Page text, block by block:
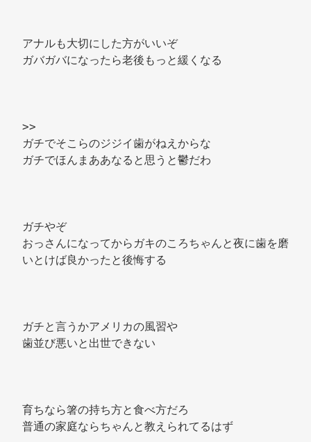
アナルも大切にした方がいいぞ
ガバガバになったら老後もっと緩くなる
>>
ガチでそこらのジジイ歯がねえからな
ガチでほんまああなると思うと鬱だわ
ガチやぞ
おっさんになってからガキのころちゃんと夜に歯を磨
いとけば良かったと後悔する
ガチと言うかアメリカの風習や
歯並び悪いと出世できない
育ちなら箸の持ち方と食べ方だろ
普通の家庭ならちゃんと教えられてるはず